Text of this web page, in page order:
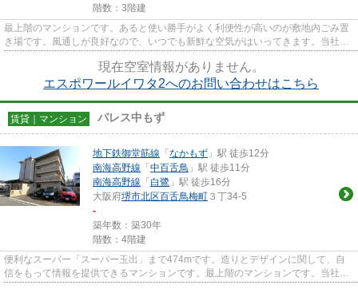
階数：3階建
最上階のマンションです。あると使い勝手がよく利便性が高いのが敷地内ごみ置
き場です。風通しが良好なので、いつでも新鮮な空気がはいってきます。当社イ
現在空室情報がありません。
エスポワールイワタ2へのお問い合わせはこちら
賃貸｜マンション パレス中もず
地下鉄御堂筋線 「 なかもず 」駅 徒歩12分
南海高野線 「 中百舌鳥 」駅 徒歩11分
南海高野線 「 白鷺 」駅 徒歩16分
大阪府堺市北区百舌鳥梅町 ３丁34-5
-
築年数：築30年
階数：4階建
便利なスーパー「スーパー玉出」まで474mです。造りとデザインに関して、自
信をもって情報を提供できるマンションです。最上階のマンションです。当社イ